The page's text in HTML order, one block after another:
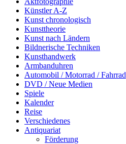
Künstler A-Z
Kunst chronologisch
Kunsttheorie
Kunst nach Ländern
Bildnerische Techniken
Kunsthandwerk
Armbanduhren
Automobil / Motorrad / Fahrrad
DVD / Neue Medien
Spiele
Kalender
Reise
Verschiedenes
Antiquariat
Förderung